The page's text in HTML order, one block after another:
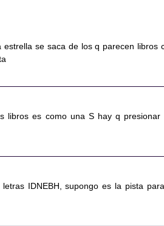
se saca de los q parecen libros
libros es como una S hay q presionar
IDNEBH, supongo es la pista